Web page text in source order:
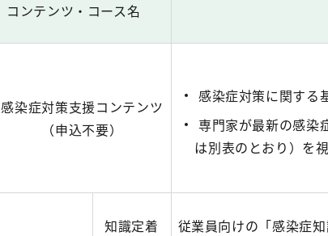
コンテンツ・コース名
感染症対策支援コンテンツ
（申込不要）
感染症対策に関する
専門家が最新の感染
は別表のとおり）を
知識定着
従業員向けの「感染症